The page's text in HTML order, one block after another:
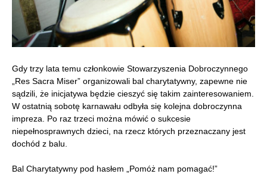
Gdy trzy lata temu członkowie Stowarzyszenia Dobroczynnego
„Res Sacra Miser” organizowali bal charytatywny, zapewne nie
sądzili, że inicjatywa będzie cieszyć się takim zainteresowaniem.
W ostatnią sobotę karnawału odbyła się kolejna dobroczynna
impreza. Po raz trzeci można mówić o sukcesie
niepełnosprawnych dzieci, na rzecz których przeznaczany jest
dochód z balu.
Bal Charytatywny pod hasłem „Pomóż nam pomagać!”